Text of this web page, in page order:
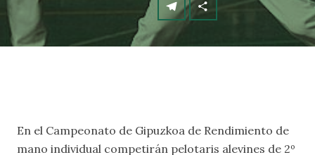
En el Campeonato de Gipuzkoa de Rendimiento de
mano individual competirán pelotaris alevines de 2º